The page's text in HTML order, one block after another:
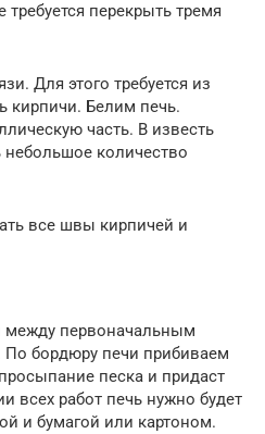
требуется перекрыть тремя
Для этого требуется из
кирпичи. Белим печь.
часть. В известь
количество
все швы кирпичей и
между первоначальным
бордюру печи прибиваем
песка и придаст
всех работ печь нужно будет
и бумагой или картоном.